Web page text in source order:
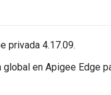
privada 4.17.09.
en Apigee Edge